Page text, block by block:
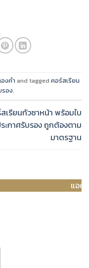
งคำ and tagged คอร์สเรียน
อง.
เรียนกัวซาหน้า พร้อมใบ
ะกาศรับรอง ถูกต้องตาม
มาตรฐาน
แอดไลน์